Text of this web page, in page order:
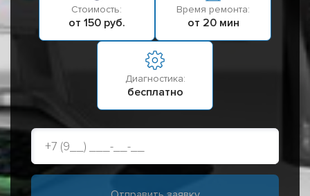
Стоимость:
от 150 руб.
Время ремонта:
от 20 мин
Диагностика:
бесплатно